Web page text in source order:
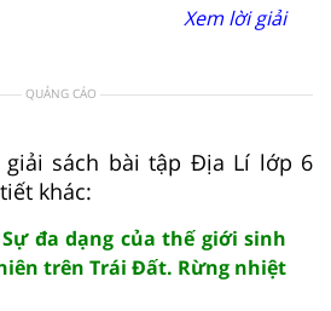
Xem lời giải
QUẢNG CÁO
giải sách bài tập Địa Lí lớp 6
khác:
đa dạng của thế giới sinh
trên Trái Đất. Rừng nhiệt